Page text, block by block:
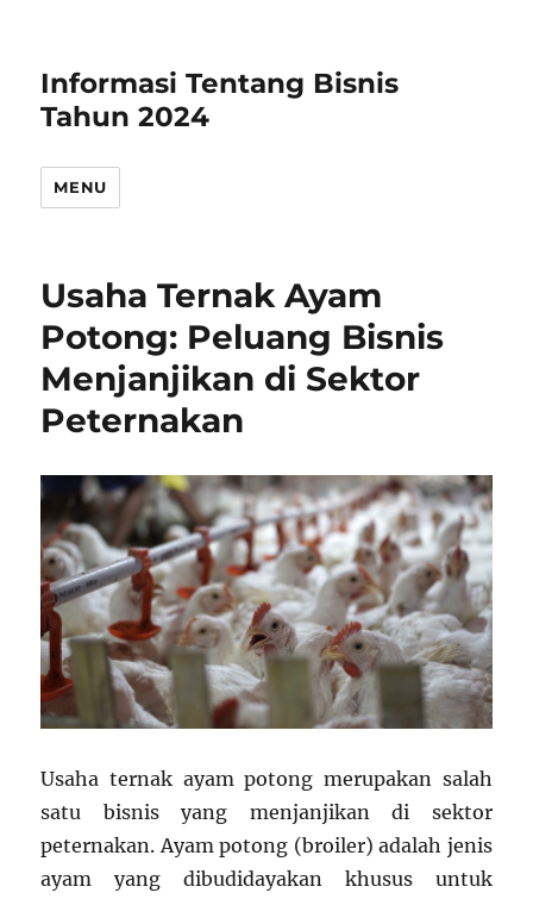
Informasi Tentang Bisnis
Tahun 2024
MENU
Usaha Ternak Ayam
Potong: Peluang Bisnis
Menjanjikan di Sektor
Peternakan
Usaha ternak ayam potong merupakan salah
satu bisnis yang menjanjikan di sektor
peternakan. Ayam potong (broiler) adalah jenis
ayam yang dibudidayakan khusus untuk